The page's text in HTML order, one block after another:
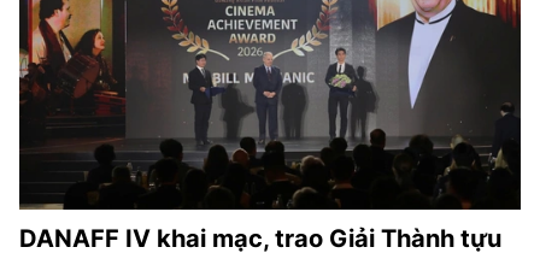
DANAFF IV khai mạc, trao Giải Thành tựu